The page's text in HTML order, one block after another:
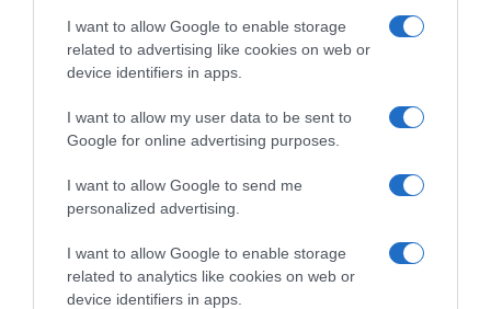
I want to allow Google to enable storage
related to advertising like cookies on web or
device identifiers in apps.
I want to allow my user data to be sent to
Google for online advertising purposes.
I want to allow Google to send me
personalized advertising.
I want to allow Google to enable storage
related to analytics like cookies on web or
device identifiers in apps.
soha életedben nem túráztál még. Ha egy őszinte férfit
keresel, légy te is őszinte!
5 ok, hogy megpróbáld az online
társkeresést
Címkék: szerelem, társkeresés